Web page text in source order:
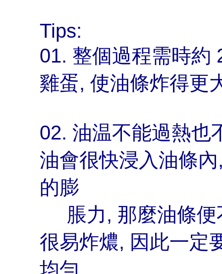
Tips:
01. 整個過程需時約
雞蛋, 使油條炸得更
02. 油温不能過熱也
油會很快浸入油條
的膨
脹力, 那麼油條便
很易炸燶, 因此一定
均勻,